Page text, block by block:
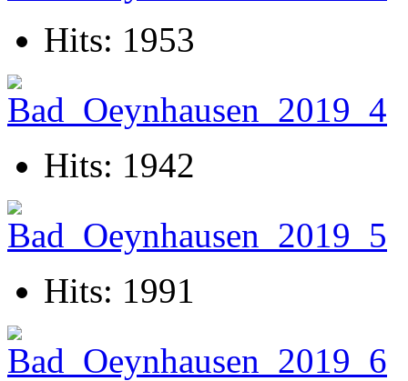
Hits: 1953
Hits: 1942
Hits: 1991